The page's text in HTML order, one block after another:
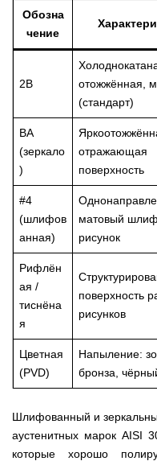
Обозна
чение
2B
отожжённая,
(стандарт)
BA
(зеркало
)
отражающая
поверхность
#4
(шлифов
анная)
матовый
рисунок
Рифлён
ая /
тиснёна
я
поверхность
рисунков
Цветная
(PVD)
Напыление:
бронза,
Шлифованный и
аустенитных марок AISI
которые хорошо